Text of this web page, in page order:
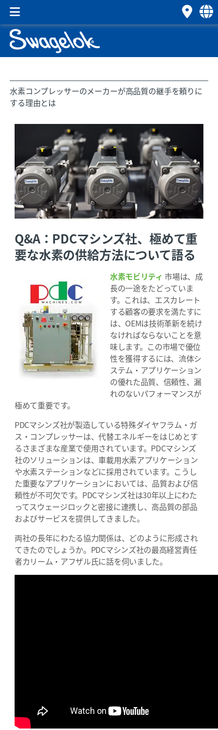
水素コンプレッサーのメーカーが高品質の継手を頼りに
する理由とは
Q&A：PDCマシンズ社、極めて重
要な水素の供給方法について語る
水素モビリティ 市場は、成
長の一途をたどっていま
す。これは、エスカレート
する顧客の要求を満たすに
は、OEMは技術革新を続け
なければならないことを意
味します。この市場で優位
性を獲得するには、流体シ
ステム・アプリケーション
の優れた品質、信頼性、漏
れのないパフォーマンスが
極めて重要です。
PDCマシンズ社が製造している特殊ダイヤフラム・ガ
ス・コンプレッサーは、代替エネルギーをはじめとす
るさまざまな産業で使用されています。PDCマシンズ
社のソリューションは、車載用水素アプリケーション
や水素ステーションなどに採用されています。こうし
た重要なアプリケーションにおいては、品質および信
頼性が不可欠です。PDCマシンズ社は30年以上にわた
ってスウェージロックと密接に連携し、高品質の部品
およびサービスを提供してきました。
両社の長年にわたる協力関係は、どのように形成され
てきたのでしょうか。PDCマシンズ社の最高経営責任
者カリーム・アフザル氏に話を伺いました。